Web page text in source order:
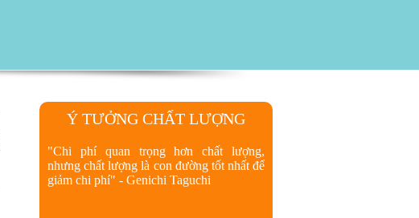
Ý TƯỞNG CHẤT LƯỢNG
"Chi phí quan trọng hơn chất lượng,
nhưng chất lượng là con đường tốt nhất để
giảm chi phí" - Genichi Taguchi